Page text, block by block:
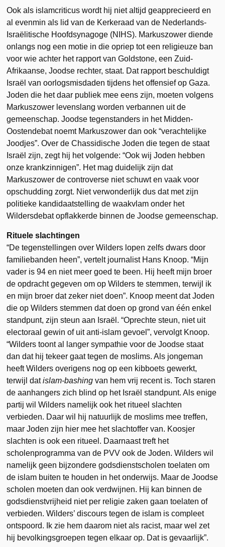
Ook als islamcriticus wordt hij niet altijd geapprecieerd en
al evenmin als lid van de Kerkeraad van de Nederlands-
Israëlitische Hoofdsynagoge (NIHS). Markuszower diende
onlangs nog een motie in die opriep tot een religieuze ban
voor wie achter het rapport van Goldstone, een Zuid-
Afrikaanse, Joodse rechter, staat. Dat rapport beschuldigt
Israël van oorlogsmisdaden tijdens het offensief op Gaza.
Joden die het daar publiek mee eens zijn, moeten volgens
Markuszower levenslang worden verbannen uit de
gemeenschap. Joodse tegenstanders in het Midden-
Oostendebat noemt Markuszower dan ook “verachtelijke
Joodjes”. Over de Chassidische Joden die tegen de staat
Israël zijn, zegt hij het volgende: “Ook wij Joden hebben
onze krankzinnigen”. Het mag duidelijk zijn dat
Markuszower de controverse niet schuwt en vaak voor
opschudding zorgt. Niet verwonderlijk dus dat met zijn
politieke kandidaatstelling de waakvlam onder het
Wildersdebat opflakkerde binnen de Joodse gemeenschap.
Rituele slachtingen
“De tegenstellingen over Wilders lopen zelfs dwars door
familiebanden heen”, vertelt journalist Hans Knoop. “Mijn
vader is 94 en niet meer goed te been. Hij heeft mijn broer
de opdracht gegeven om op Wilders te stemmen, terwijl ik
en mijn broer dat zeker niet doen”. Knoop meent dat Joden
die op Wilders stemmen dat doen op grond van één enkel
standpunt, zijn steun aan Israël. “Oprechte steun, niet uit
electoraal gewin of uit anti-islam gevoel”, vervolgt Knoop.
“Wilders toont al langer sympathie voor de Joodse staat
dan dat hij tekeer gaat tegen de moslims. Als jongeman
heeft Wilders overigens nog op een kibboets gewerkt,
terwijl datislam-bashing van hem vrij recent is. Toch staren
de aanhangers zich blind op het Israël standpunt. Als enige
partij wil Wilders namelijk ook het ritueel slachten
verbieden. Daar wil hij natuurlijk de moslims mee treffen,
maar Joden zijn hier mee het slachtoffer van. Koosjer
slachten is ook een ritueel. Daarnaast treft het
scholenprogramma van de PVV ook de Joden. Wilders wil
namelijk geen bijzondere godsdienstscholen toelaten om
de islam buiten te houden in het onderwijs. Maar de Joodse
scholen moeten dan ook verdwijnen. Hij kan binnen de
godsdienstvrijheid niet per religie zaken gaan toelaten of
verbieden. Wilders’ discours tegen de islam is compleet
ontspoord. Ik zie hem daarom niet als racist, maar wel zet
hij bevolkingsgroepen tegen elkaar op. Dat is gevaarlijk”.